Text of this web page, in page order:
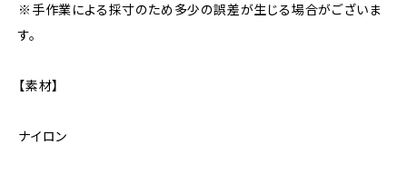
※手作業による採寸のため多少の誤差が生じる場合がございま
す。
【素材】
ナイロン